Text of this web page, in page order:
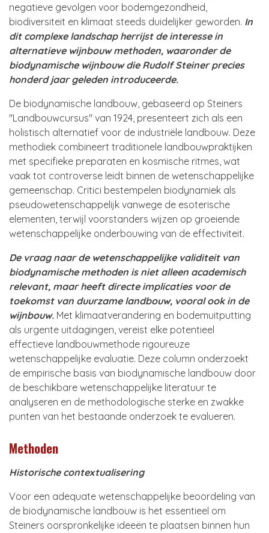
negatieve gevolgen voor bodemgezondheid,
biodiversiteit en klimaat steeds duidelijker geworden. In
dit complexe landschap herrijst de interesse in
alternatieve wijnbouw methoden, waaronder de
biodynamische wijnbouw die Rudolf Steiner precies
honderd jaar geleden introduceerde.
De biodynamische landbouw, gebaseerd op Steiners
"Landbouwcursus" van 1924, presenteert zich als een
holistisch alternatief voor de industriële landbouw. Deze
methodiek combineert traditionele landbouwpraktijken
met specifieke preparaten en kosmische ritmes, wat
vaak tot controverse leidt binnen de wetenschappelijke
gemeenschap. Critici bestempelen biodynamiek als
pseudowetenschappelijk vanwege de esoterische
elementen, terwijl voorstanders wijzen op groeiende
wetenschappelijke onderbouwing van de effectiviteit.
De vraag naar de wetenschappelijke validiteit van
biodynamische methoden is niet alleen academisch
relevant, maar heeft directe implicaties voor de
toekomst van duurzame landbouw, vooral ook in de
wijnbouw. Met klimaatverandering en bodemuitputting
als urgente uitdagingen, vereist elke potentieel
effectieve landbouwmethode rigoureuze
wetenschappelijke evaluatie. Deze column onderzoekt
de empirische basis van biodynamische landbouw door
de beschikbare wetenschappelijke literatuur te
analyseren en de methodologische sterke en zwakke
punten van het bestaande onderzoek te evalueren.
Methoden
Historische contextualisering
Voor een adequate wetenschappelijke beoordeling van
de biodynamische landbouw is het essentieel om
Steiners oorspronkelijke ideeën te plaatsen binnen hun